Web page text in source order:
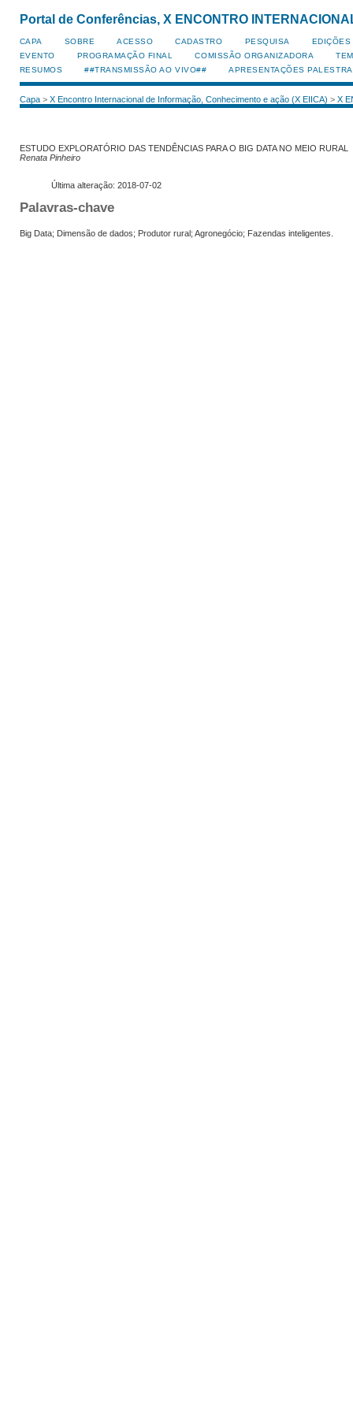
Portal de Conferências, X ENCONTRO
CAPA SOBRE ACESSO CADASTRO PESQUISA
EDIÇÕES
EVENTO
PROGRAMAÇÃO FINAL COMISSÃO ORGANIZADORA
RESUMOS
##TRANSMISSÃO AO VIVO## APRESENTAÇÕES
Capa> X Encontro Internacional de Informação, Conhecimento e ação (X EIICA) > X
ESTUDO EXPLORATÓRIO DAS TENDÊNCIAS PARA O BIG DATA NO MEIO RURAL
Renata Pinheiro
Última alteração: 2018-07-02
Palavras-chave
Big Data; Dimensão de dados; Produtor rural; Agronegócio; Fazendas inteligentes.